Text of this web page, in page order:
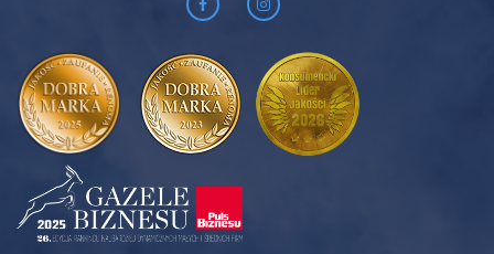
Zawsze zapewnij psu dostęp do świeżej, chłodnej wody.